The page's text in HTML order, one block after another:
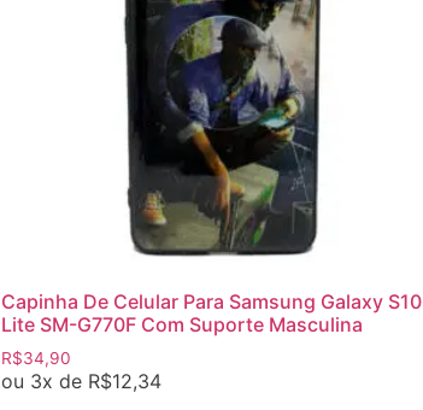
Capinha De Celular Para Samsung Galaxy S10
Lite SM-G770F Com Suporte Masculina
R$34,90
ou 3x de R$12,34